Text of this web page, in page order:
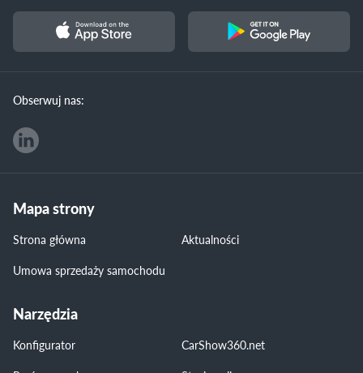
Obserwuj nas:
Mapa strony
Strona główna
Aktualności
Umowa sprzedaży samochodu
Narzędzia
Konfigurator
CarShow360.net